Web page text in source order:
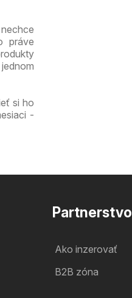
práve
si ho
-
Partnerstvo
Ako inzerovať
B2B zóna